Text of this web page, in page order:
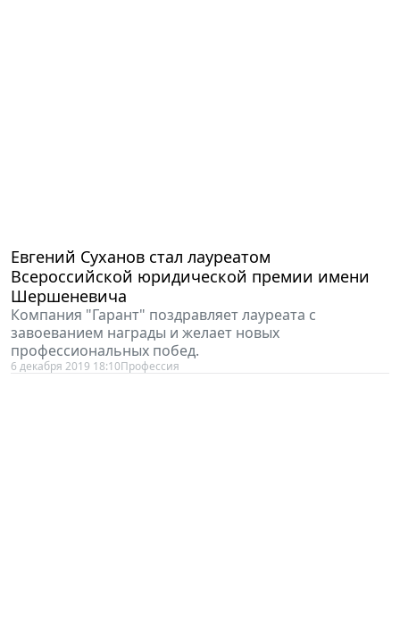
Евгений Суханов стал лауреатом
Всероссийской юридической премии имени
Шершеневича
Компания "Гарант" поздравляет лауреата с
завоеванием награды и желает новых
профессиональных побед.
6 декабря 2019 18:10Профессия